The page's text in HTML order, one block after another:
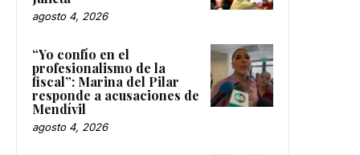
agosto 4, 2026
“Yo confío en el
profesionalismo de la
fiscal”: Marina del Pilar
responde a acusaciones de
Mendívil
agosto 4, 2026